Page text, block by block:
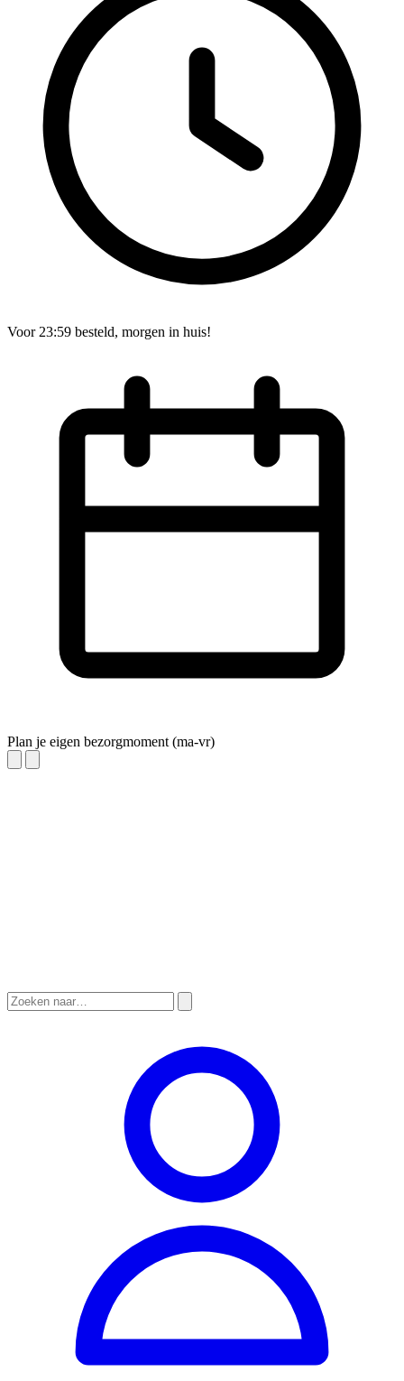
Voor 23:59 besteld, morgen in huis!
Plan je eigen bezorgmoment (ma-vr)